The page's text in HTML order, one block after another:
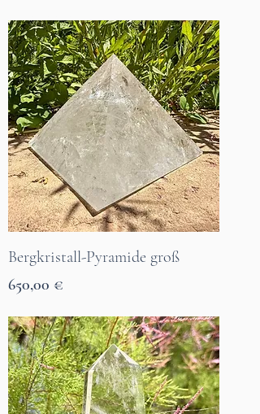
Bergkristall-Pyramide groß
Preis
650,00 €